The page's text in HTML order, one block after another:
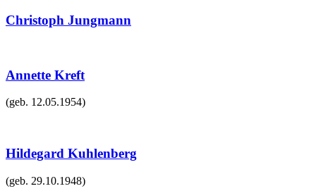
Christoph Jungmann
Annette Kreft
(geb. 12.05.1954)
Hildegard Kuhlenberg
(geb. 29.10.1948)